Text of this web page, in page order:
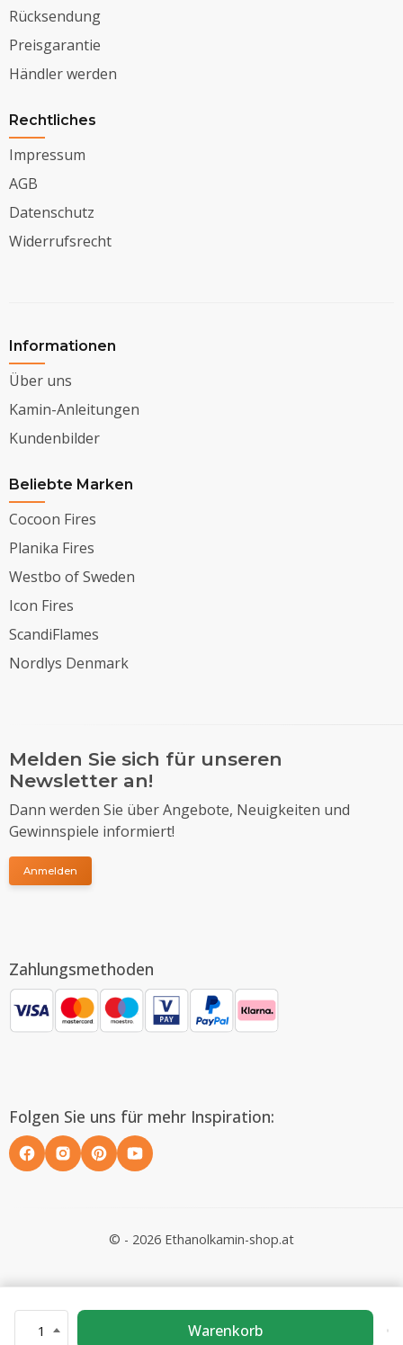
1 Warenkorb
Rücksendung
Preisgarantie
Händler werden
Rechtliches
Impressum
AGB
Datenschutz
Widerrufsrecht
Informationen
Über uns
Kamin-Anleitungen
Kundenbilder
Beliebte Marken
Cocoon Fires
Planika Fires
Westbo of Sweden
Icon Fires
ScandiFlames
Nordlys Denmark
Melden Sie sich für unseren
Newsletter an!
Dann werden Sie über Angebote, Neuigkeiten und
Gewinnspiele informiert!
Anmelden
Zahlungsmethoden
Folgen Sie uns für mehr Inspiration:
© - 2026 Ethanolkamin-shop.at